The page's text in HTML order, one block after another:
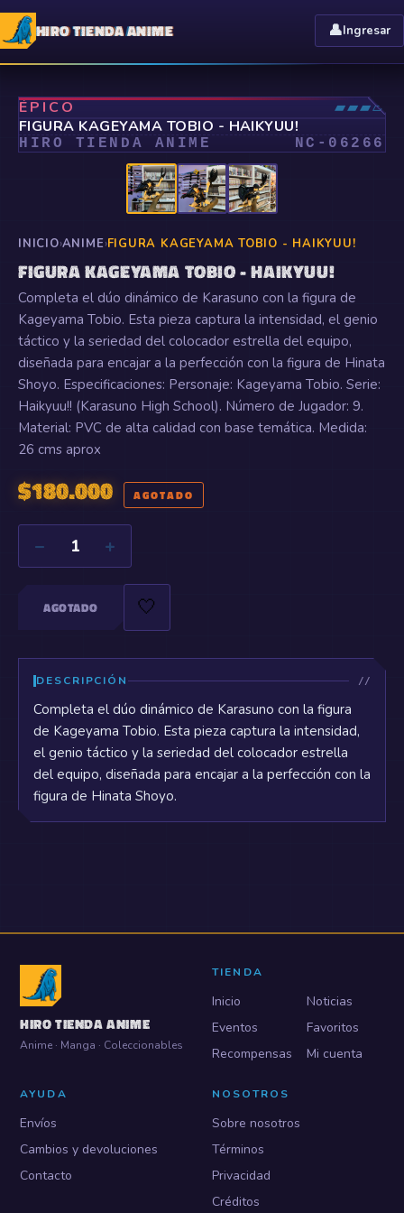
HIRO TIENDA ANIME 👤Ingresar
ÉPICO ▰▰▰▱
⤢
FIGURA KAGEYAMA TOBIO - HAIKYUU!
HIRO TIENDA ANIME NC- 06266
INICIO›ANIME›FIGURA KAGEYAMA TOBIO - HAIKYUU!
FIGURA KAGEYAMA TOBIO - HAIKYUU!
Completa el dúo dinámico de Karasuno con la figura de
Kageyama Tobio. Esta pieza captura la intensidad, el genio
táctico y la seriedad del colocador estrella del equipo,
diseñada para encajar a la perfección con la figura de Hinata
Shoyo. Especificaciones: Personaje: Kageyama Tobio. Serie:
Haikyuu!! (Karasuno High School). Número de Jugador: 9.
Material: PVC de alta calidad con base temática. Medida:
26 cms aprox
$180.000 AGOTADO
− 1 +
AGOTADO 🤍
DESCRIPCIÓN
Completa el dúo dinámico de Karasuno con la figura
de Kageyama Tobio. Esta pieza captura la intensidad,
el genio táctico y la seriedad del colocador estrella
del equipo, diseñada para encajar a la perfección con la
figura de Hinata Shoyo.
HIRO TIENDA ANIME
Anime · Manga · Coleccionables
TIENDA
Inicio
Noticias
Eventos
Favoritos
Recompensas
Mi cuenta
AYUDA
Envíos
Cambios y devoluciones
Contacto
NOSOTROS
Sobre nosotros
Términos
Privacidad
Créditos